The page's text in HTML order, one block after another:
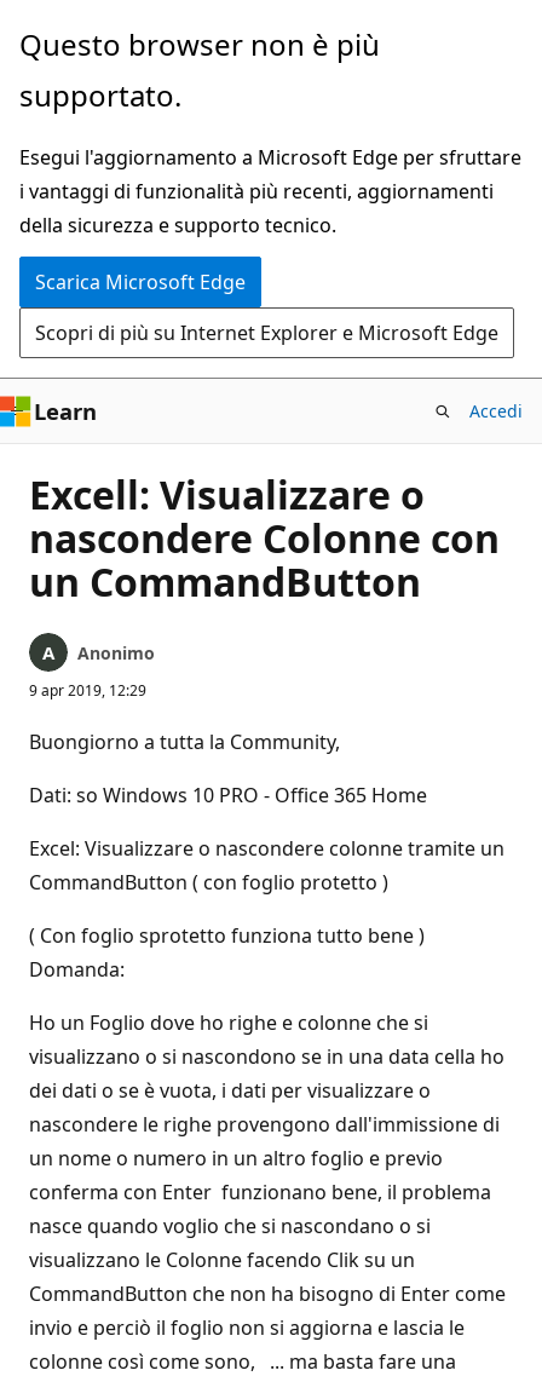
Ignora
passa
contenuto
principale
Questo browser non è più
supportato.
Esegui l'aggiornamento a Microsoft Edge per sfruttare
i vantaggi di funzionalità più recenti, aggiornamenti
della sicurezza e supporto tecnico.
Scarica Microsoft Edge
Scopri di più su Internet Explorer e Microsoft Edge
Learn Accedi
Excell: Visualizzare o
nascondere Colonne con
un CommandButton
Anonimo
9 apr 2019, 12:29
Buongiorno a tutta la Community,
Dati: so Windows 10 PRO - Office 365 Home
Excel: Visualizzare o nascondere colonne tramite un
CommandButton ( con foglio protetto )
( Con foglio sprotetto funziona tutto bene )
Domanda:
Ho un Foglio dove ho righe e colonne che si
visualizzano o si nascondono se in una data cella ho
dei dati o se è vuota, i dati per visualizzare o
nascondere le righe provengono dall'immissione di
un nome o numero in un altro foglio e previo
conferma con Enter funzionano bene, il problema
nasce quando voglio che si nascondano o si
visualizzano le Colonne facendo Clik su un
CommandButton che non ha bisogno di Enter come
invio e perciò il foglio non si aggiorna e lascia le
colonne così come sono, ... ma basta fare una